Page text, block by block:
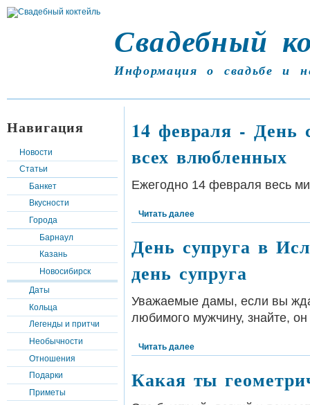
Свадебный
Информация о свадьбе и
Навигация
Новости
Статьи
Банкет
Вкусности
Города
Барнаул
Казань
Новосибирск
Даты
Кольца
Легенды и притчи
Необычности
Отношения
Подарки
Приметы
14 февраля - День
всех влюбленных
Ежегодно 14 февраля весь
Читать далее
День супруга в
день супруга
Уважаемые дамы, если вы
любимого мужчину, знайте,
Читать далее
Какая ты